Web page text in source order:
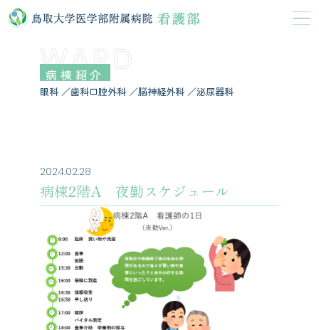
WARD
病棟紹介
眼科 ／歯科口腔外科 ／脳神経外科 ／泌尿器科
2024.02.28
病棟2階A 夜勤スケジュール